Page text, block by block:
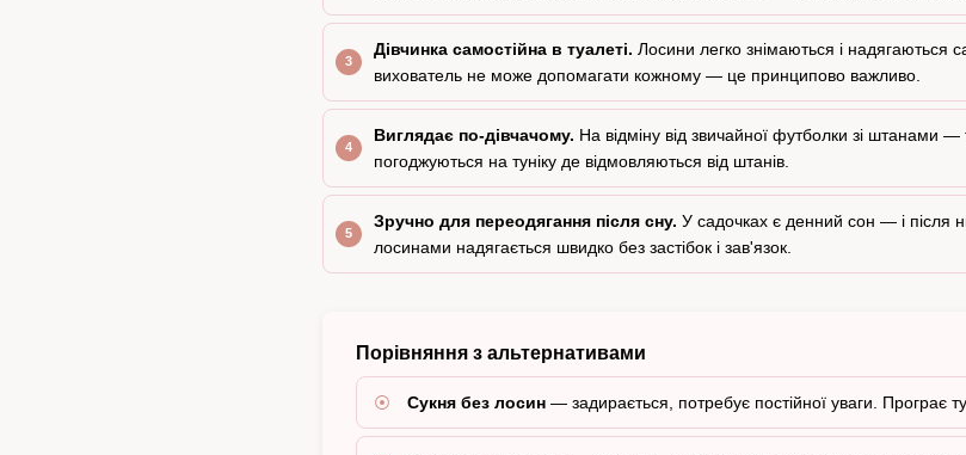
Дівчинка самостійна в туалеті. Лосини легко знімаються і надягаються
вихователь не може допомагати кожному — це принципово важливо.
Виглядає по-дівчачому. На відміну від звичайної футболки зі штанами —
погоджуються на туніку де відмовляються від штанів.
Зручно для переодягання після сну. У садочках є денний сон — і після
лосинами надягається швидко без застібок і зав'язок.
Порівняння з альтернативами
Сукня без лосин — задирається, потребує постійної уваги. Програє